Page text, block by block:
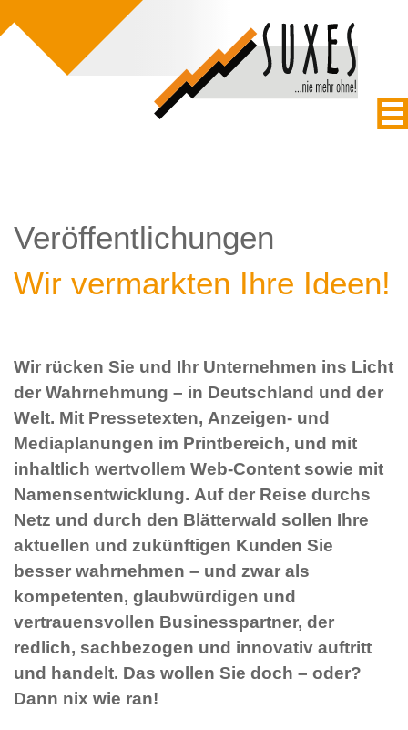
Veröffentlichungen
Wir vermarkten Ihre Ideen!
Wir rücken Sie und Ihr Unternehmen ins Licht
der Wahrnehmung – in Deutschland und der
Welt. Mit Pressetexten, Anzeigen- und
Mediaplanungen im Printbereich, und mit
inhaltlich wertvollem Web-Content sowie mit
Namensentwicklung. Auf der Reise durchs
Netz und durch den Blätterwald sollen Ihre
aktuellen und zukünftigen Kunden Sie
besser wahrnehmen – und zwar als
kompetenten, glaubwürdigen und
vertrauensvollen Businesspartner, der
redlich, sachbezogen und innovativ auftritt
und handelt. Das wollen Sie doch – oder?
Dann nix wie ran!